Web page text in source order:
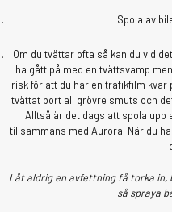
Spola av
Om du tvättar ofta så kan du vid
ha gått på med en tvättsvamp
risk för att du har en trafikfilm kvar
tvättat bort all grövre smuts och
Alltså är det dags att spola upp
tillsammans med Aurora. När du
Låt aldrig en avfettning få torka in,
så spraya